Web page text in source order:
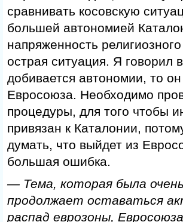
сравнивать косовскую
большей автономией
напряженность
острая ситуация. Я говорил
добивается автономии, то
Евросоюза. Необходимо
процедуры, для того чтобы
привязан к Каталонии,
думать, что выйдет из
большая ошибка.
— Тема, которая была
продолжает оставаться
распад еврозоны,